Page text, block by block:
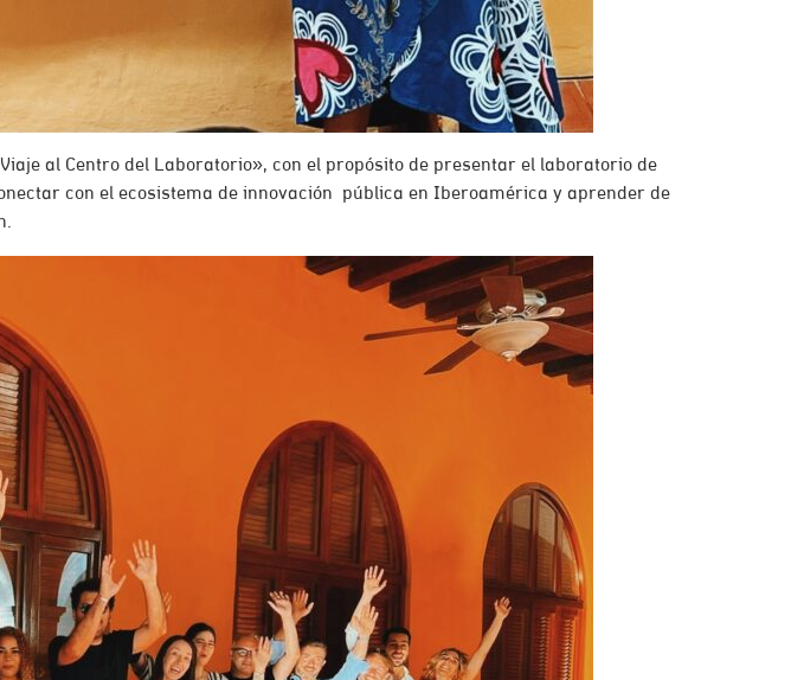
al Centro del Laboratorio», con el propósito de presentar el laboratorio de
con el ecosistema de innovación pública en Iberoamérica y aprender de